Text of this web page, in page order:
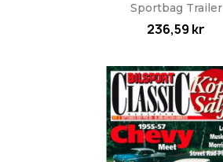
Sportbag Trailer
236,59 kr